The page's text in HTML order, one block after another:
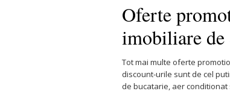
Oferte
imobiliare de
Tot mai multe oferte
discount-urile sunt de cel
de bucatarie, aer